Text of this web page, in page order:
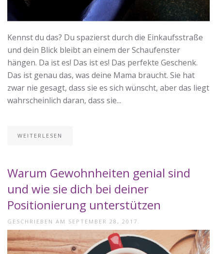
Kennst du das? Du spazierst durch die Einkaufsstraße
und dein Blick bleibt an einem der Schaufenster
hängen. Da ist es! Das ist es! Das perfekte Geschenk.
Das ist genau das, was deine Mama braucht. Sie hat
zwar nie gesagt, dass sie es sich wünscht, aber das liegt
wahrscheinlich daran, dass sie...
WEITERLESEN
Warum Gewohnheiten genial sind
und wie sie dich bei deiner
Positionierung unterstützen
GESCHRIEBEN AM SEPTEMBER 28, 2017 .